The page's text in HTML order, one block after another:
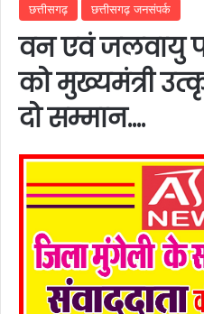
छत्तीसगढ़ छत्तीसगढ़ जनसंपर्क
वन एवं जलवायु
को मुख्यमंत्री
दो सम्मान….